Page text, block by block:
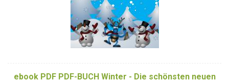
ebook PDF PDF-BUCH Winter - Die schönsten neuen